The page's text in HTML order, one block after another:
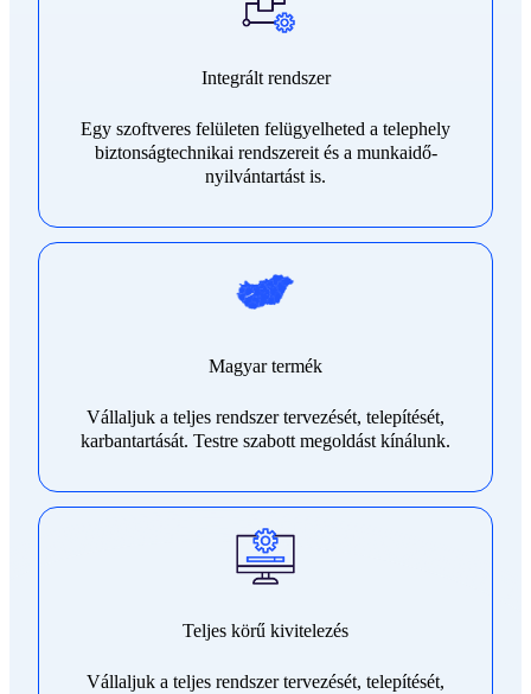
Integrált rendszer
Egy szoftveres felületen felügyelheted a telephely
biztonságtechnikai rendszereit és a munkaidő-
nyilvántartást is.
Magyar termék
Vállaljuk a teljes rendszer tervezését, telepítését,
karbantartását. Testre szabott megoldást kínálunk.
Teljes körű kivitelezés
Vállaljuk a teljes rendszer tervezését, telepítését,